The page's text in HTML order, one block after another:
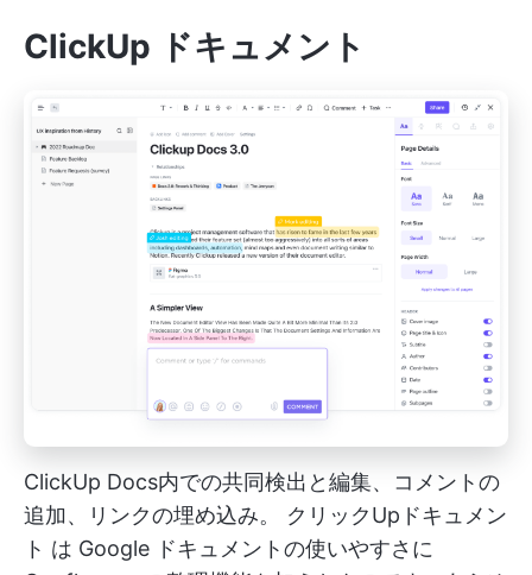
ClickUp ドキュメント
ClickUp Docs内での共同検出と編集、コメントの
追加、リンクの埋め込み。 クリックUpドキュメン
ト は Google ドキュメントの使いやすさに